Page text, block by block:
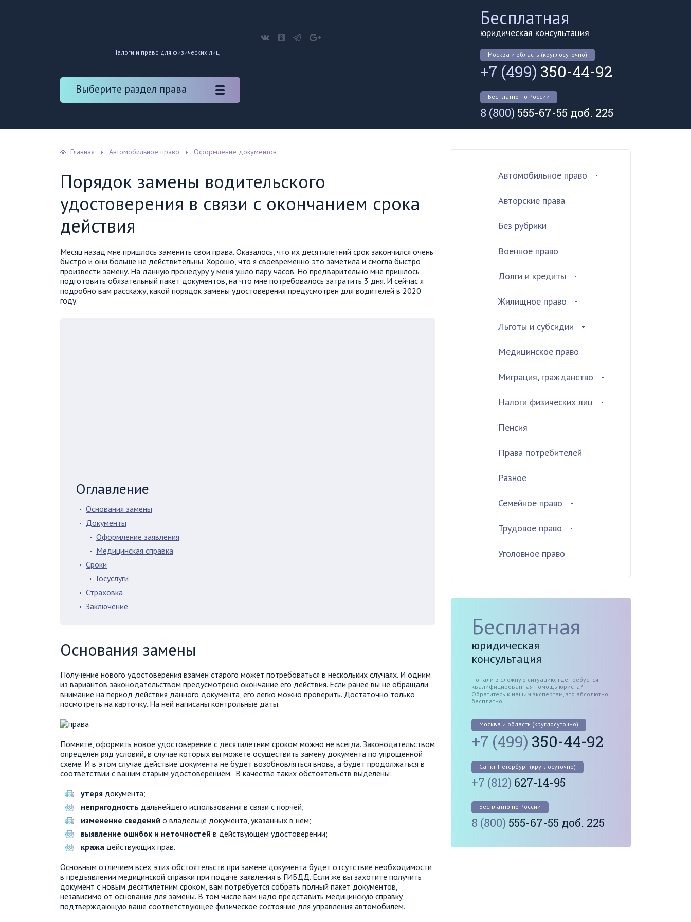
Налоги и право для физических лиц
Выберите раздел права
Бесплатная
юридическая консультация
Москва и область (круглосуточно)
+7 (499) 350-44-92
Бесплатно по России
8 (800) 555-67-55 доб. 225
Главная Автомобильное право Оформление документов
Порядок замены водительского
удостоверения в связи с окончанием срока
действия
Месяц назад мне пришлось заменить свои права. Оказалось, что их десятилетний срок закончился очень
быстро и они больше не действительны. Хорошо, что я своевременно это заметила и смогла быстро
произвести замену. На данную процедуру у меня ушло пару часов. Но предварительно мне пришлось
подготовить обязательный пакет документов, на что мне потребовалось затратить 3 дня. И сейчас я
подробно вам расскажу, какой порядок замены удостоверения предусмотрен для водителей в 2020
году.
Оглавление
Основания замены
Документы
Оформление заявления
Медицинская справка
Сроки
Госуслуги
Страховка
Заключение
Основания замены
Получение нового удостоверения взамен старого может потребоваться в нескольких случаях. И одним
из вариантов законодательством предусмотрено окончание его действия. Если ранее вы не обращали
внимание на период действия данного документа, его легко можно проверить. Достаточно только
посмотреть на карточку. На ней написаны контрольные даты.
Помните, оформить новое удостоверение с десятилетним сроком можно не всегда. Законодательством
определен ряд условий, в случае которых вы можете осуществить замену документа по упрощенной
схеме. И в этом случае действие документа не будет возобновляться вновь, а будет продолжаться в
соответствии с вашим старым удостоверением. В качестве таких обстоятельств выделены:
утеря документа;
непригодность дальнейшего использования в связи с порчей;
изменение сведений о владельце документа, указанных в нем;
выявление ошибок и неточностей в действующем удостоверении;
кража действующих прав.
Основным отличием всех этих обстоятельств при замене документа будет отсутствие необходимости
в предъявлении медицинской справки при подаче заявления в ГИБДД. Если же вы захотите получить
документ с новым десятилетним сроком, вам потребуется собрать полный пакет документов,
независимо от основания для замены. В том числе вам надо представить медицинскую справку,
подтверждающую ваше соответствующее физическое состояние для управления автомобилем.
Автомобильное право
Авторские права
Без рубрики
Военное право
Долги и кредиты
Жилищное право
Льготы и субсидии
Медицинское право
Миграция, гражданство
Налоги физических лиц
Пенсия
Права потребителей
Разное
Семейное право
Трудовое право
Уголовное право
Бесплатная
юридическая
консультация
Попали в сложную ситуацию, где требуется
квалифицированная помощь юриста?
Обратитесь к нашим экспертам, это абсолютно
бесплатно
Москва и область (круглосуточно)
+7 (499) 350-44-92
Санкт-Петербург (круглосуточно)
+7 (812) 627-14-95
Бесплатно по России
8 (800) 555-67-55 доб. 225